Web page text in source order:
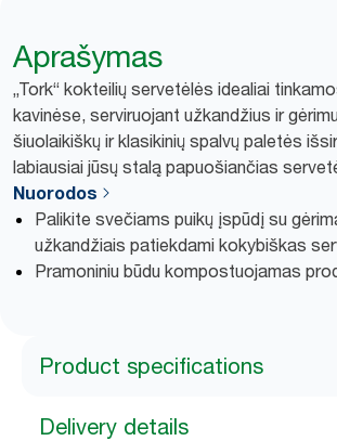
Aprašymas
„Tork“ kokteilių servetėlės idealiai
kavinėse, serviruojant užkandžius ir
šiuolaikiškų ir klasikinių spalvų paletės
labiausiai jūsų stalą papuošiančias
Nuorodos
Palikite svečiams puikų įspūdį su
užkandžiais patiekdami kokybiškas
Pramoniniu būdu kompostuojamas
Product specifications
Delivery details